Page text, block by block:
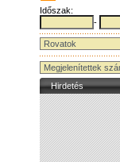
Időszak:
-
Hirdetés